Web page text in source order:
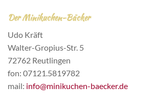
Der Minikuchen-Bäcker
Udo Kräft
Walter-Gropius-Str. 5
72762 Reutlingen
fon: 07121.5819782
mail: info@minikuchen-baecker.de